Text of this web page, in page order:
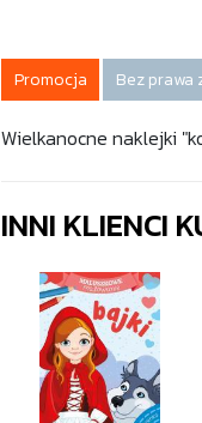
Promocja Bez prawa
Wielkanocne naklejki
INNI KLIENCI